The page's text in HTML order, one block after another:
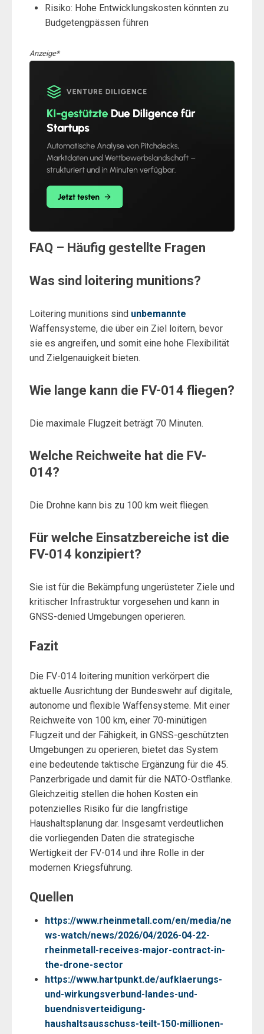
Risiko: Hohe Entwicklungskosten könnten zu
Budgetengpässen führen
Anzeige*
FAQ – Häufig gestellte Fragen
Was sind loitering munitions?
Loitering munitions sind unbemannte
Waffensysteme, die über ein Ziel loitern, bevor
sie es angreifen, und somit eine hohe Flexibilität
und Zielgenauigkeit bieten.
Wie lange kann die FV-014 fliegen?
Die maximale Flugzeit beträgt 70 Minuten.
Welche Reichweite hat die FV-
014?
Die Drohne kann bis zu 100 km weit fliegen.
Für welche Einsatzbereiche ist die
FV-014 konzipiert?
Sie ist für die Bekämpfung ungerüsteter Ziele und
kritischer Infrastruktur vorgesehen und kann in
GNSS-denied Umgebungen operieren.
Fazit
Die FV-014 loitering munition verkörpert die
aktuelle Ausrichtung der Bundeswehr auf digitale,
autonome und flexible Waffensysteme. Mit einer
Reichweite von 100 km, einer 70-minütigen
Flugzeit und der Fähigkeit, in GNSS-geschützten
Umgebungen zu operieren, bietet das System
eine bedeutende taktische Ergänzung für die 45.
Panzerbrigade und damit für die NATO-Ostflanke.
Gleichzeitig stellen die hohen Kosten ein
potenzielles Risiko für die langfristige
Haushaltsplanung dar. Insgesamt verdeutlichen
die vorliegenden Daten die strategische
Wertigkeit der FV-014 und ihre Rolle in der
modernen Kriegsführung.
Quellen
https://www.rheinmetall.com/en/media/ne
ws-watch/news/2026/04/2026-04-22-
rheinmetall-receives-major-contract-in-
the-drone-sector
https://www.hartpunkt.de/aufklaerungs-
und-wirkungsverbund-landes-und-
buendnisverteidigung-
haushaltsausschuss-teilt-150-millionen-